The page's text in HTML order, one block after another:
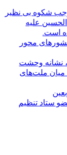
شکوه بی نظیر
علیه
است.
محور
نشانه‌ وحشت
میان ملت‌های
ستاد تنظیم